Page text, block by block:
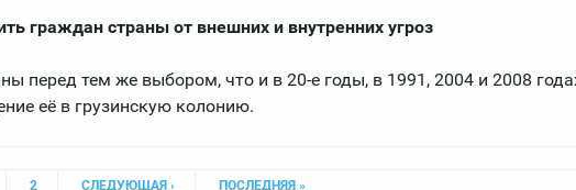
граждан страны от внешних и внутренних угроз
перед тем же выбором, что и в 20-е годы, в 1991, 2004 и 2008
её в грузинскую колонию.
2 СЛЕДУЮЩАЯ › ПОСЛЕДНЯЯ »